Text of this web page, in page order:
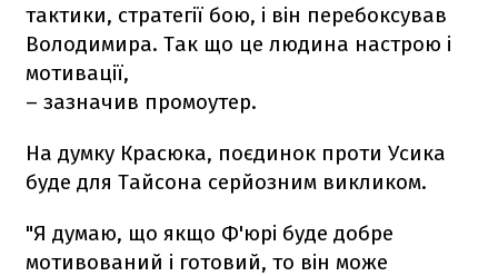
тактики, стратегії бою, і він перебоксував
Володимира. Так що це людина настрою і
мотивації,
– зазначив промоутер.
На думку Красюка, поєдинок проти Усика
буде для Тайсона серйозним викликом.
"Я думаю, що якщо Ф'юрі буде добре
мотивований і готовий, то він може